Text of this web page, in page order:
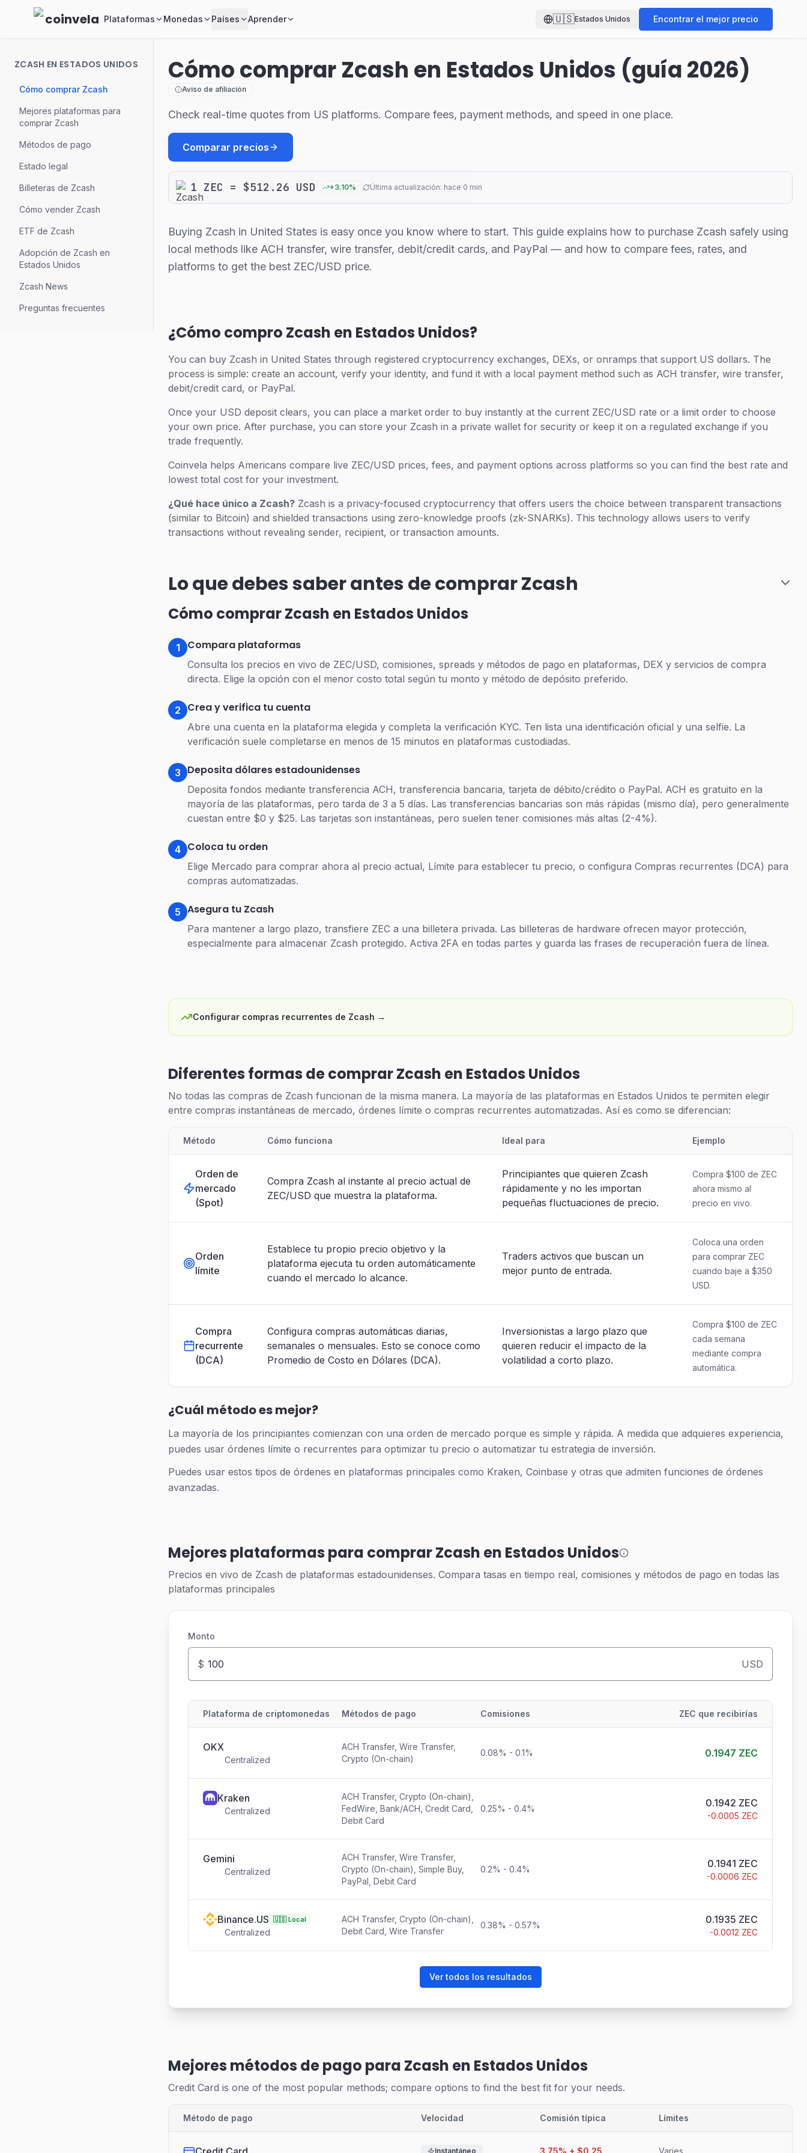
Skip to main content
coinvela Plataformas Monedas Países Aprender 🇺🇸Estados Unidos Encontrar el mejor precio
ZCASH EN ESTADOS UNIDOS
Cómo comprar Zcash
Mejores plataformas para
comprar Zcash
Métodos de pago
Estado legal
Billeteras de Zcash
Cómo vender Zcash
ETF de Zcash
Adopción de Zcash en
Estados Unidos
Zcash News
Preguntas frecuentes
Cómo comprar Zcash en Estados Unidos (guía 2026)
Aviso de afiliación
Check real-time quotes from US platforms. Compare fees, payment methods, and speed in one place.
Comparar precios
1 ZEC = $512.26 USD +3.10% Última actualización: hace 0 min
Buying Zcash in United States is easy once you know where to start. This guide explains how to purchase Zcash safely using
local methods like ACH transfer, wire transfer, debit/credit cards, and PayPal — and how to compare fees, rates, and
platforms to get the best ZEC/USD price.
¿Cómo compro Zcash en Estados Unidos?
You can buy Zcash in United States through registered cryptocurrency exchanges, DEXs, or onramps that support US dollars. The
process is simple: create an account, verify your identity, and fund it with a local payment method such as ACH transfer, wire transfer,
debit/credit card, or PayPal.
Once your USD deposit clears, you can place a market order to buy instantly at the current ZEC/USD rate or a limit order to choose
your own price. After purchase, you can store your Zcash in a private wallet for security or keep it on a regulated exchange if you
trade frequently.
Coinvela helps Americans compare live ZEC/USD prices, fees, and payment options across platforms so you can find the best rate and
lowest total cost for your investment.
¿Qué hace único a Zcash? Zcash is a privacy-focused cryptocurrency that offers users the choice between transparent transactions
(similar to Bitcoin) and shielded transactions using zero-knowledge proofs (zk-SNARKs). This technology allows users to verify
transactions without revealing sender, recipient, or transaction amounts.
Lo que debes saber antes de comprar Zcash
Cómo comprar Zcash en Estados Unidos
1 Compara plataformas
Consulta los precios en vivo de ZEC/USD, comisiones, spreads y métodos de pago en plataformas, DEX y servicios de compra
directa. Elige la opción con el menor costo total según tu monto y método de depósito preferido.
2 Crea y verifica tu cuenta
Abre una cuenta en la plataforma elegida y completa la verificación KYC. Ten lista una identificación oficial y una selfie. La
verificación suele completarse en menos de 15 minutos en plataformas custodiadas.
3 Deposita dólares estadounidenses
Deposita fondos mediante transferencia ACH, transferencia bancaria, tarjeta de débito/crédito o PayPal. ACH es gratuito en la
mayoría de las plataformas, pero tarda de 3 a 5 días. Las transferencias bancarias son más rápidas (mismo día), pero generalmente
cuestan entre $0 y $25. Las tarjetas son instantáneas, pero suelen tener comisiones más altas (2-4%).
4 Coloca tu orden
Elige Mercado para comprar ahora al precio actual, Límite para establecer tu precio, o configura Compras recurrentes (DCA) para
compras automatizadas.
5 Asegura tu Zcash
Para mantener a largo plazo, transfiere ZEC a una billetera privada. Las billeteras de hardware ofrecen mayor protección,
especialmente para almacenar Zcash protegido. Activa 2FA en todas partes y guarda las frases de recuperación fuera de línea.
Configurar compras recurrentes de Zcash →
Diferentes formas de comprar Zcash en Estados Unidos
No todas las compras de Zcash funcionan de la misma manera. La mayoría de las plataformas en Estados Unidos te permiten elegir
entre compras instantáneas de mercado, órdenes límite o compras recurrentes automatizadas. Así es como se diferencian:
Método Cómo funciona Ideal para Ejemplo
Orden de
mercado
(Spot)
Compra Zcash al instante al precio actual de
ZEC/USD que muestra la plataforma.
Principiantes que quieren Zcash
rápidamente y no les importan
pequeñas fluctuaciones de precio.
Compra $100 de ZEC
ahora mismo al
precio en vivo.
Orden
límite
Establece tu propio precio objetivo y la
plataforma ejecuta tu orden automáticamente
cuando el mercado lo alcance.
Traders activos que buscan un
mejor punto de entrada.
Coloca una orden
para comprar ZEC
cuando baje a $350
USD.
Compra
recurrente
(DCA)
Configura compras automáticas diarias,
semanales o mensuales. Esto se conoce como
Promedio de Costo en Dólares (DCA).
Inversionistas a largo plazo que
quieren reducir el impacto de la
volatilidad a corto plazo.
Compra $100 de ZEC
cada semana
mediante compra
automática.
¿Cuál método es mejor?
La mayoría de los principiantes comienzan con una orden de mercado porque es simple y rápida. A medida que adquieres experiencia,
puedes usar órdenes límite o recurrentes para optimizar tu precio o automatizar tu estrategia de inversión.
Puedes usar estos tipos de órdenes en plataformas principales como Kraken, Coinbase y otras que admiten funciones de órdenes
avanzadas.
Mejores plataformas para comprar Zcash en Estados Unidos
Precios en vivo de Zcash de plataformas estadounidenses. Compara tasas en tiempo real, comisiones y métodos de pago en todas las
plataformas principales
Monto
$ USD
Plataforma de criptomonedas Métodos de pago Comisiones ZEC que recibirías
OKX
Centralized
ACH Transfer, Wire Transfer,
Crypto (On-chain)
0.08% - 0.1% 0.1947 ZEC
Kraken
Centralized
ACH Transfer, Crypto (On-chain),
FedWire, Bank/ACH, Credit Card,
Debit Card
0.25% - 0.4% 0.1942 ZEC
-0.0005 ZEC
Gemini
Centralized
ACH Transfer, Wire Transfer,
Crypto (On-chain), Simple Buy,
PayPal, Debit Card
0.2% - 0.4% 0.1941 ZEC
-0.0006 ZEC
Binance.US 🇺🇸 Local
Centralized
ACH Transfer, Crypto (On-chain),
Debit Card, Wire Transfer
0.38% - 0.57% 0.1935 ZEC
-0.0012 ZEC
Ver todos los resultados
Mejores métodos de pago para Zcash en Estados Unidos
Credit Card is one of the most popular methods; compare options to find the best fit for your needs.
Método de pago Velocidad Comisión típica Límites
Instantáneo 3.75% + $0.25 Varies